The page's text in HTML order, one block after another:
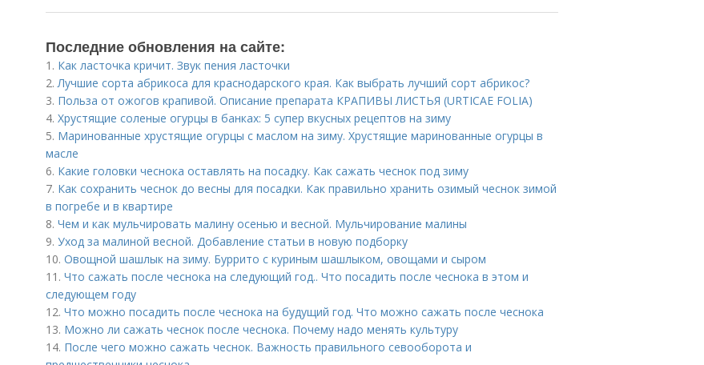
Последние обновления на сайте:
1. Как ласточка кричит. Звук пения ласточки
2.Лучшие сорта абрикоса для краснодарского края. Как выбрать лучший сорт абрикос?
3. Польза от ожогов крапивой. Описание препарата КРАПИВЫ ЛИСТЬЯ (URTICAE FOLIA)
4. Хрустящие соленые огурцы в банках: 5 супер вкусных рецептов на зиму
5. Маринованные хрустящие огурцы с маслом на зиму. Хрустящие маринованные огурцы в
масле
6. Какие головки чеснока оставлять на посадку. Как сажать чеснок под зиму
7. Как сохранить чеснок до весны для посадки. Как правильно хранить озимый чеснок зимой
в погребе и в квартире
8. Чем и как мульчировать малину осенью и весной. Мульчирование малины
9. Уход за малиной весной. Добавление статьи в новую подборку
10. Овощной шашлык на зиму. Буррито с куриным шашлыком, овощами и сыром
11. Что сажать после чеснока на следующий год.. Что посадить после чеснока в этом и
следующем году
12. Что можно посадить после чеснока на будущий год. Что можно сажать после чеснока
13. Можно ли сажать чеснок после чеснока. Почему надо менять культуру
14. После чего можно сажать чеснок. Важность правильного севооборота и